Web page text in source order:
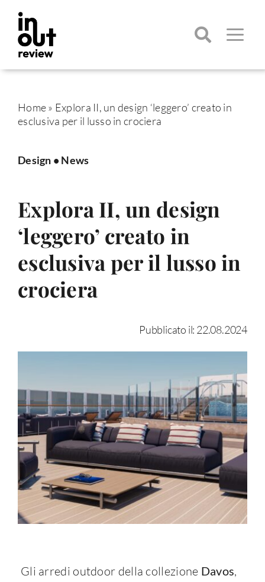
contenuto
Toggle
per:
Home» Explora II, un design ‘leggero’ creato in
esclusiva per il lusso in crociera
Design • News
Explora II, un design
‘leggero’ creato in
esclusiva per il lusso in
crociera
Pubblicato il: 22.08.2024
Gli arredi outdoor della collezione Davos,